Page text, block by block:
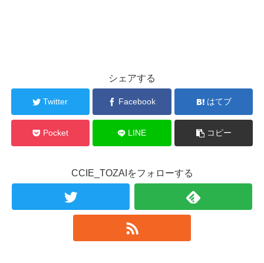
シェアする
Twitter Facebook はてブ
Pocket LINE コピー
CCIE_TOZAIをフォローする